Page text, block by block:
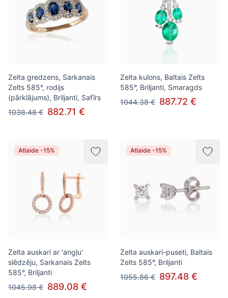
Zelta gredzens, Sarkanais
Zelts 585°, rodijs
(pārklājums), Briljanti, Safīrs
1038.48 € 882.71 €
Zelta kulons, Baltais Zelts
585°, Briljanti, Smaragds
1044.38 € 887.72 €
Atlaide -15%
Zelta auskari ar 'angļu'
slēdzēju, Sarkanais Zelts
585°, Briljanti
1045.98 € 889.08 €
Atlaide -15%
Zelta auskari-puseti, Baltais
Zelts 585°, Briljanti
1055.86 € 897.48 €